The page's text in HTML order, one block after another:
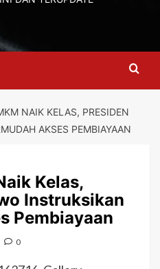
NAIK KELAS, PRESIDEN
AKSES PEMBIAYAAN
Kelas,
Instruksikan
Pembiayaan
0